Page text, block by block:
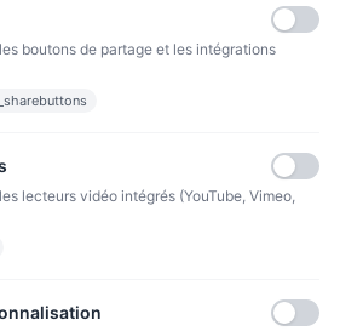
boutons de partage et les intégrations
lecteurs vidéo intégrés (YouTube, Vimeo,